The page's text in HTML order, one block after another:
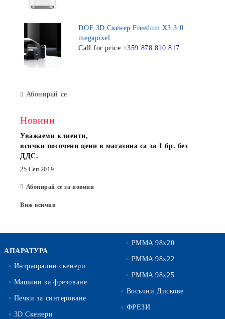
DOF 3D Скенер Freedom X3 3.0
megapixel
Call for price +359 878 810 817
Абонирай се
Новини
Уважаеми клиенти,
всички посочени цени в магазина са за 1 бр. без
ДДС.
25 Сеп 2019
Абонирай се за новини
Виж всички
АПАРАТУРА
Интраорални скенери
Машини за фрезоване
Печки за синтероване
3D Скенери
PMMA 98x20
PMMA 98x22
PMMA 98x25
Восъчни Дискове
ФРЕЗИ